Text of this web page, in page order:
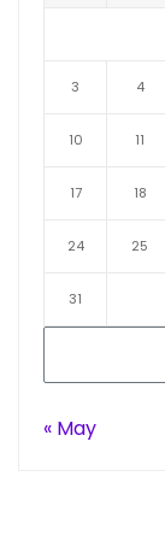
3 4
10 11
17 18
24 25
31
« May